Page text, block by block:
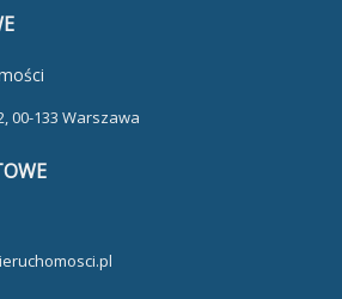
00-133 Warszawa